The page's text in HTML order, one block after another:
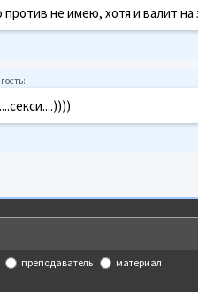
против не имею, хотя и валит
преподаватель материал